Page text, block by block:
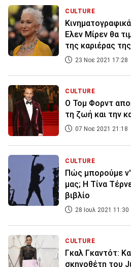
CULTURE
Ελεν Μίρεν θα
της καριέρας της
23 Νοε 2021 17:28
CULTURE
Ο Τομ Φορντ
τη ζωή και την
07 Νοε 2021 21:18
CULTURE
Πώς μπορούμε
μας; Η Τίνα
βιβλίο
28 Ιουλ 2021 11:30
CULTURE
Γκαλ Γκαντότ:
σκηνοθέτη του